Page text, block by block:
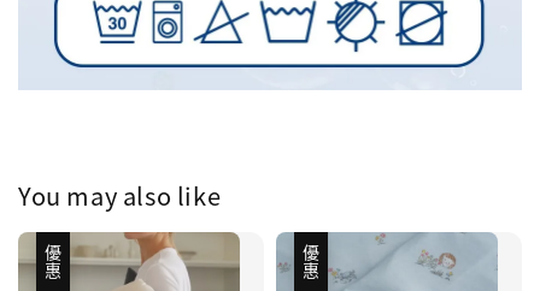
You may also like
優惠 優惠